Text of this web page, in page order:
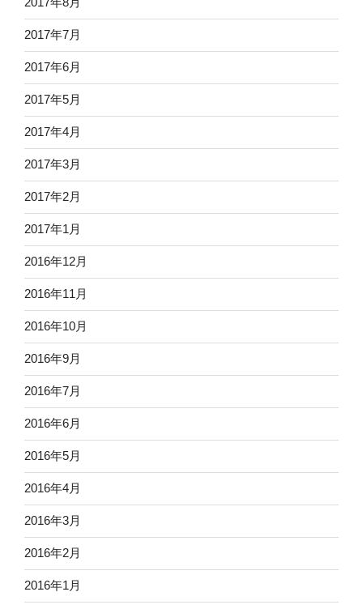
2017年7月
2017年6月
2017年5月
2017年4月
2017年3月
2017年2月
2017年1月
2016年12月
2016年11月
2016年10月
2016年9月
2016年7月
2016年6月
2016年5月
2016年4月
2016年3月
2016年2月
2016年1月